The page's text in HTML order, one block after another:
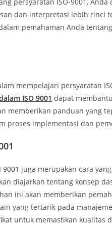
persyaratan ISO-9001,
dan interpretasi lebih rinci
pemahaman Anda
mempelajari persyaratan
ISO 9001 dapat
memberikan panduan yang
proses implementasi dan
9001 juga merupakan cara
diajarkan tentang konsep
ini akan memberikan
yang tertarik pada
untuk memastikan kualitas